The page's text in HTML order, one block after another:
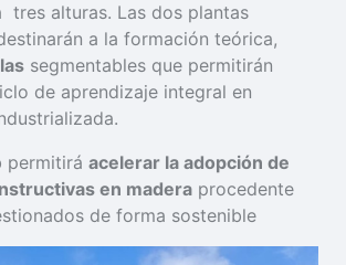
tres alturas. Las dos plantas
a la formación teórica,
segmentables que permitirán
de aprendizaje integral en
permitirá acelerar la adopción de
en madera procedente
de forma sostenible